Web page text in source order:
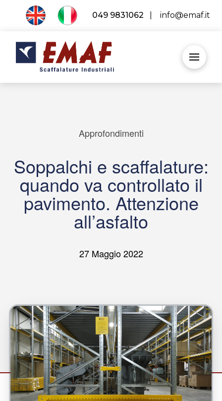
049 9831062 info@emaf.it
Approfondimenti
Soppalchi e scaffalature:
quando va controllato il
pavimento. Attenzione
all’asfalto
27 Maggio 2022